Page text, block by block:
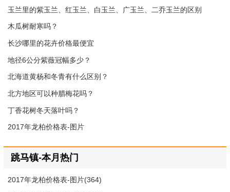
玉兰里的紫玉兰、红玉兰、白玉兰、广玉兰、二乔玉兰的区别
木瓜树耐寒吗？
长沙哪里的花卉价格最便宜
地径6公分紫薇冠幅多少？
北海道黄杨和冬青有什么区别？
北方地区可以种腊梅花吗？
丁香花树冬天落叶吗？
2017年龙柏价格表-图片
跳马镇-本月热门
2017年龙柏价格表-图片(364)